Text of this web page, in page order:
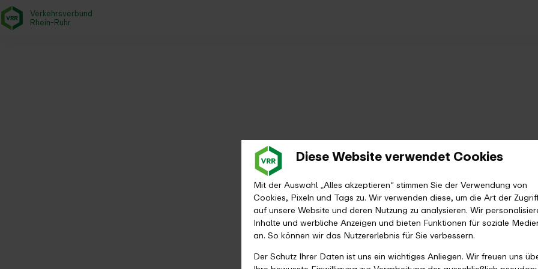
Diese Website verwendet Cookies
Mit der Auswahl „Alles akzeptieren“ stimmen Sie der Verwendung von
Cookies, Pixeln und Tags zu. Wir verwenden diese, um die Art der
auf unsere Website und deren Nutzung zu analysieren. Wir
Inhalte und werbliche Anzeigen und bieten Funktionen für soziale
an. So können wir das Nutzererlebnis für Sie verbessern.
Der Schutz Ihrer Daten ist uns ein wichtiges Anliegen. Wir freuen uns
Verkehrsverbund
Rhein-Ruhr